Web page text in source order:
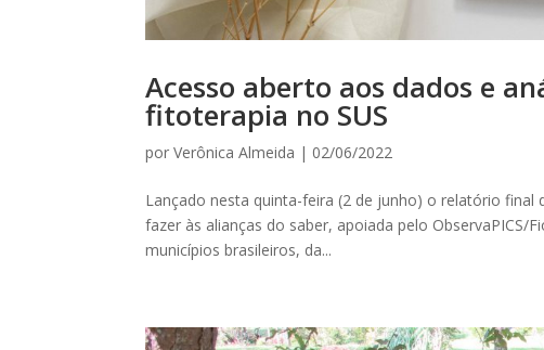
Acesso aberto aos dados e
fitoterapia no SUS
porVerônica Almeida | 02/06/2022
Lançado nesta quinta-feira (2 de junho) o relatório
fazer às alianças do saber, apoiada pelo
municípios brasileiros, da...